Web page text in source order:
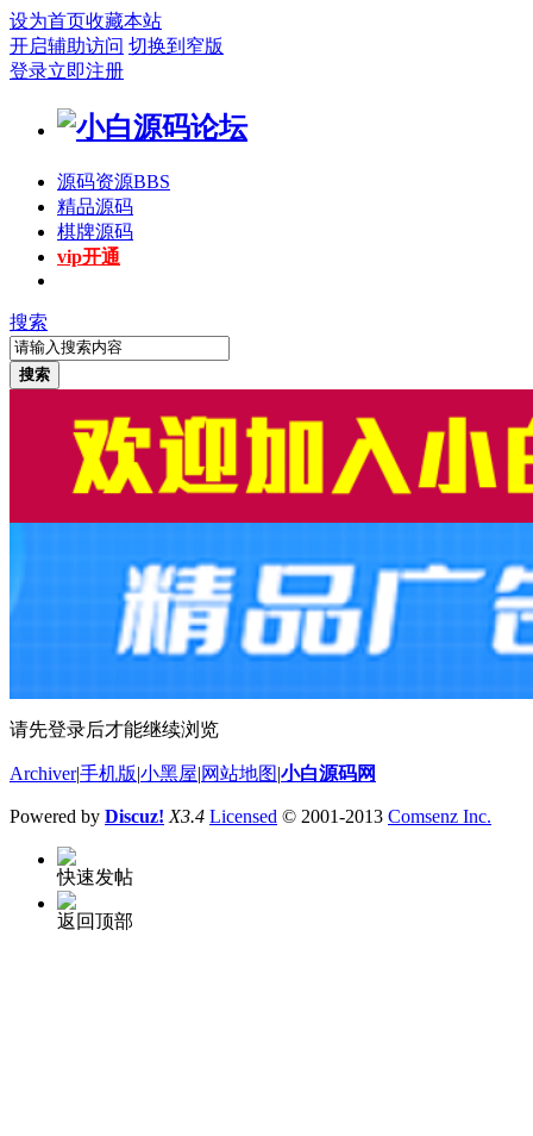
设为首页收藏本站
开启辅助访问 切换到窄版
登录立即注册
源码资源BBS
精品源码
棋牌源码
vip开通
搜索
搜索
请先登录后才能继续浏览
Archiver|手机版 小黑屋 网站地图 小白源码网
Powered by Discuz! X3.4 Licensed © 2001-2013 Comsenz Inc.
快速发帖
返回顶部